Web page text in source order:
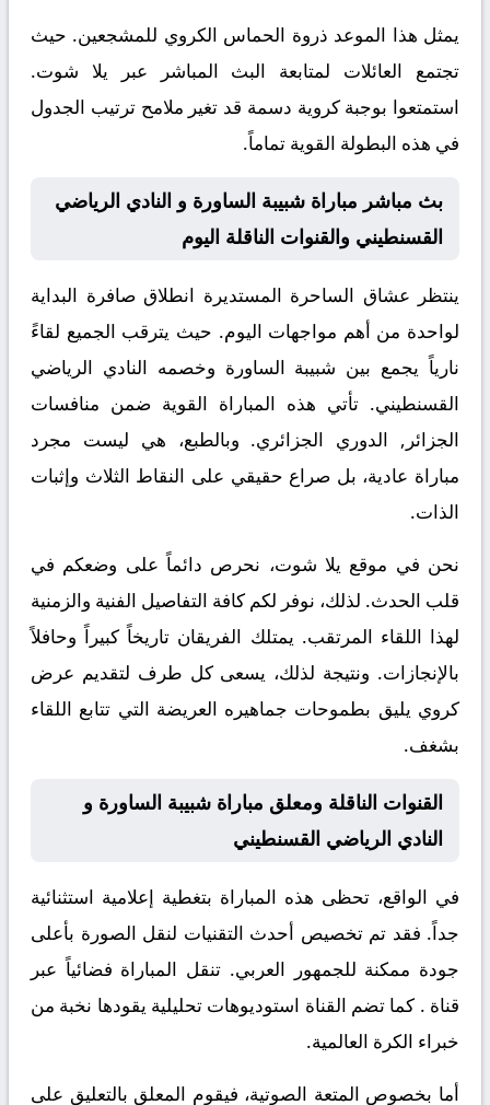
يمثل هذا الموعد ذروة الحماس الكروي للمشجعين. حيث
تجتمع العائلات لمتابعة البث المباشر عبر يلا شوت.
استمتعوا بوجبة كروية دسمة قد تغير ملامح ترتيب الجدول
في هذه البطولة القوية تماماً.
بث مباشر مباراة شبيبة الساورة و النادي الرياضي
القسنطيني والقنوات الناقلة اليوم
ينتظر عشاق الساحرة المستديرة انطلاق صافرة البداية
لواحدة من أهم مواجهات اليوم. حيث يترقب الجميع لقاءً
نارياً يجمع بين شبيبة الساورة وخصمه النادي الرياضي
القسنطيني. تأتي هذه المباراة القوية ضمن منافسات
الجزائر, الدوري الجزائري. وبالطبع، هي ليست مجرد
مباراة عادية، بل صراع حقيقي على النقاط الثلاث وإثبات
الذات.
نحن في موقع يلا شوت، نحرص دائماً على وضعكم في
قلب الحدث. لذلك، نوفر لكم كافة التفاصيل الفنية والزمنية
لهذا اللقاء المرتقب. يمتلك الفريقان تاريخاً كبيراً وحافلاً
بالإنجازات. ونتيجة لذلك، يسعى كل طرف لتقديم عرض
كروي يليق بطموحات جماهيره العريضة التي تتابع اللقاء
بشغف.
القنوات الناقلة ومعلق مباراة شبيبة الساورة و
النادي الرياضي القسنطيني
في الواقع، تحظى هذه المباراة بتغطية إعلامية استثنائية
جداً. فقد تم تخصيص أحدث التقنيات لنقل الصورة بأعلى
جودة ممكنة للجمهور العربي. تنقل المباراة فضائياً عبر
قناة . كما تضم القناة استوديوهات تحليلية يقودها نخبة من
خبراء الكرة العالمية.
أما بخصوص المتعة الصوتية، فيقوم المعلق بالتعليق على